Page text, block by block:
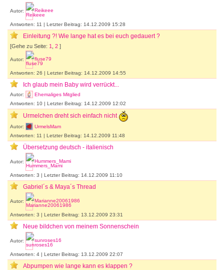
Autor: Reikeee
Antworten: 11 | Letzter Beitrag: 14.12.2009 15:28
Einleitung ?! Wie lange hat es bei euch gedauert ?
[Gehe zu Seite: 1 2 ]
Autor: fluse79
Antworten: 26 | Letzter Beitrag: 14.12.2009 14:55
Ich glaub mein Baby wird verrückt...
Autor:
Ehemaliges Mitglied
Antworten: 10 | Letzter Beitrag: 14.12.2009 12:02
Urmelchen dreht sich einfach nicht
Autor:
UrmelsMam
Antworten: 11 | Letzter Beitrag: 14.12.2009 11:48
Übersetzung deutsch - italienisch
Autor: Hummers_Mami
Antworten: 3 | Letzter Beitrag: 14.12.2009 11:10
Gabriel´s & Maya´s Thread
Autor: Marianne20061986
Antworten: 3 | Letzter Beitrag: 13.12.2009 23:31
Neue bildchen von meinem Sonnenschein
Autor: sunroses16
Antworten: 4 | Letzter Beitrag: 13.12.2009 22:07
Abpumpen wie lange kann es klappen ?